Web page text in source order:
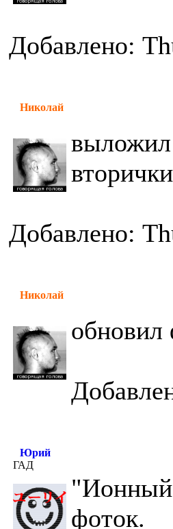
Добавлено:
Николай
выложил
Добавлено:
Николай
обновил
Юрий
ГАД
"Ионный
фоток.